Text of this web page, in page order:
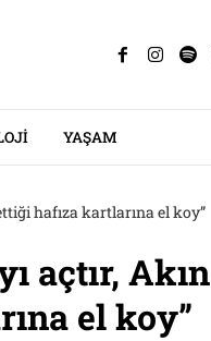
YAŞAM
hafıza kartlarına el koy”
açtır, Akın
el koy”